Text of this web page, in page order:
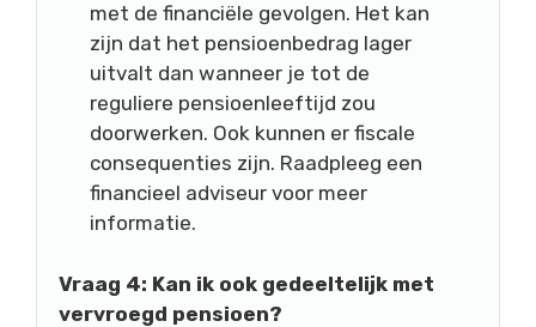
met de financiële gevolgen. Het kan
zijn dat het pensioenbedrag lager
uitvalt dan wanneer je tot de
reguliere pensioenleeftijd zou
doorwerken. Ook kunnen er fiscale
consequenties zijn. Raadpleeg een
financieel adviseur voor meer
informatie.
Vraag 4: Kan ik ook gedeeltelijk met
vervroegd pensioen?